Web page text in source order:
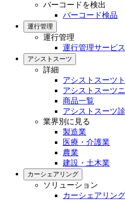
バーコードを検出
バーコード検品
運行管理
運行管理
運行管理サービス
アシストスーツ
詳細
アシストスーツ
アシストスーツ
商品一覧
アシストスーツ
業界別に見る
製造業
医療・介護業
農業
建設・土木業
カーシェアリング
ソリューション
カーシェアリン